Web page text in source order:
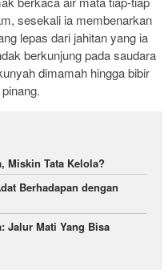
sesekali ia membenarkan
lepas dari jahitan yang ia
berkunjung pada saudara
dimamah hingga bibir
Miskin Tata Kelola?
Berhadapan dengan
Jalur Mati Yang Bisa